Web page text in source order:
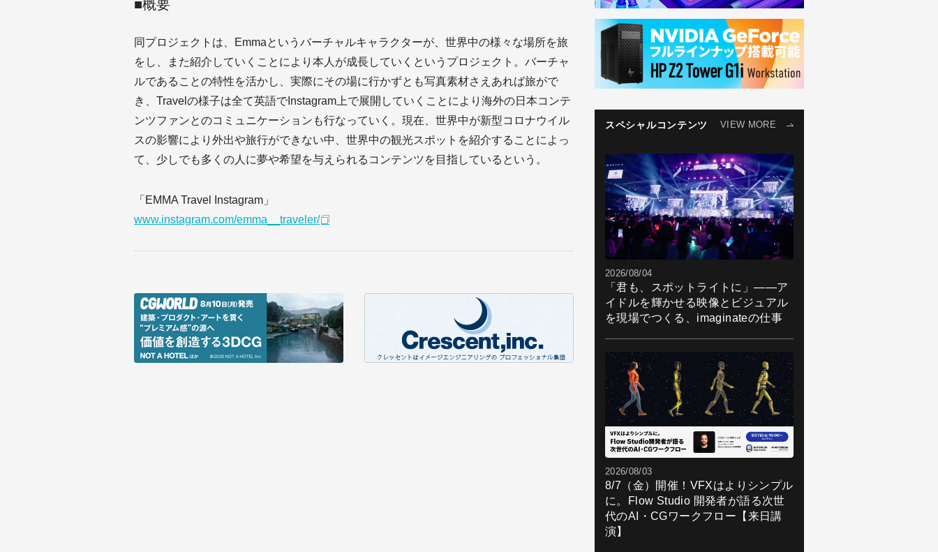
■概要
同プロジェクトは、Emmaというバーチャルキャラクターが、世界中の様々な場所を旅
をし、また紹介していくことにより本人が成長していくというプロジェクト。バーチャ
ルであることの特性を活かし、実際にその場に行かずとも写真素材さえあれば旅がで
き、Travelの様子は全て英語でInstagram上で展開していくことにより海外の日本コンテ
ンツファンとのコミュニケーションも行なっていく。現在、世界中が新型コロナウイル
スの影響により外出や旅行ができない中、世界中の観光スポットを紹介することによっ
て、少しでも多くの人に夢や希望を与えられるコンテンツを目指しているという。
「EMMA Travel Instagram」
www.instagram.com/emma__traveler/
スペシャルコンテンツ VIEW MORE
2026/08/04
「君も、スポットライトに」――ア
イドルを輝かせる映像とビジュアル
を現場でつくる、imaginateの仕事
2026/08/03
8/7（金）開催！VFXはよりシンプル
に。Flow Studio 開発者が語る次世
代のAI・CGワークフロー【来日講
演】